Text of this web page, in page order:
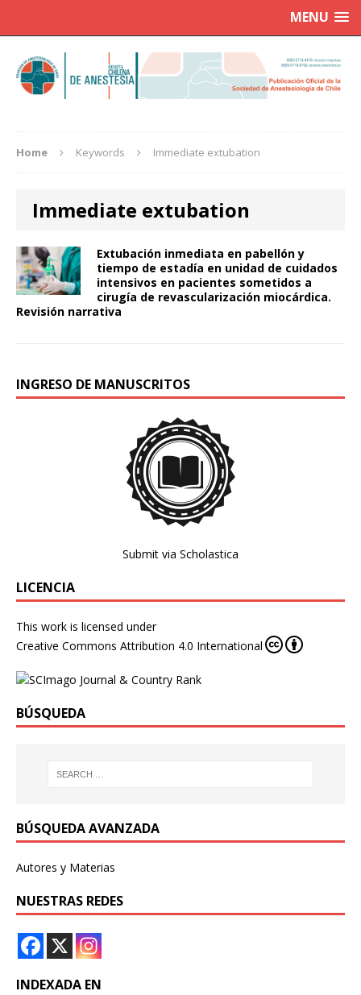
MENU
Home Keywords Immediate extubation
Immediate extubation
Extubación inmediata en pabellón y
tiempo de estadía en unidad de cuidados
intensivos en pacientes sometidos a
cirugía de revascularización miocárdica.
Revisión narrativa
INGRESO DE MANUSCRITOS
Submit via Scholastica
LICENCIA
This work is licensed under
Creative Commons Attribution 4.0 International
BÚSQUEDA
BÚSQUEDA AVANZADA
Autores y Materias
NUESTRAS REDES
INDEXADA EN